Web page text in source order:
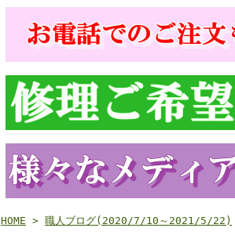
HOME > 職人ブログ(2020/7/10～2021/5/22)